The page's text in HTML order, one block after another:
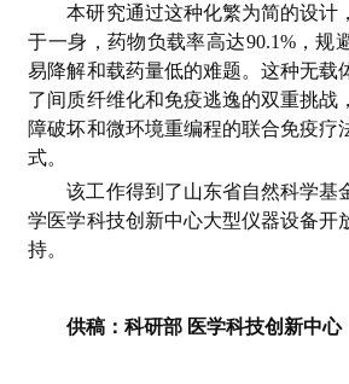
本研究通过这种化繁为简的设计
于一身，药物负载率高达90.1%，规
易降解和载药量低的难题。这种无载
了间质纤维化和免疫逃逸的双重挑战
障破坏和微环境重编程的联合免疫疗
式。
该工作得到了山东省自然科学基
学医学科技创新中心大型仪器设备开
持。
供稿：科研部 医学科技创新中心